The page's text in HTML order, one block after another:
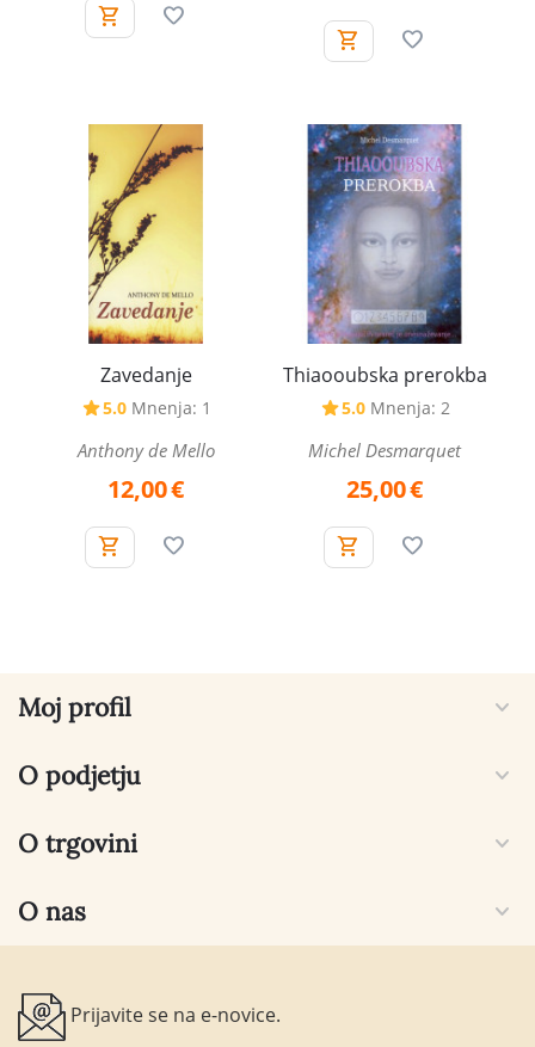
Zavedanje
5.0 Mnenja: 1
Anthony de Mello
12,00€
Thiaooubska prerokba
5.0 Mnenja: 2
Michel Desmarquet
25,00€
Moj profil
O podjetju
O trgovini
O nas
Prijavite se na e-novice.